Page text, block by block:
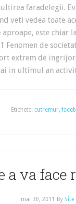
faradelegii.
veti vedea toate
aproape, este chiar
Fenomen de
extrem de
in ultimul an
Etichete: cutremur,
a va face
mai 30, 2011 By Site